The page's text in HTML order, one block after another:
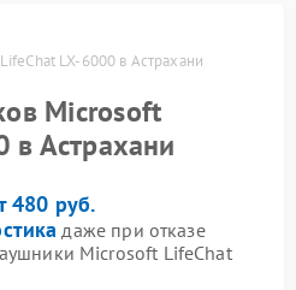
LX-6000 в Астрахани
Microsoft
в Астрахани
480 руб.
даже при отказе
Microsoft LifeChat